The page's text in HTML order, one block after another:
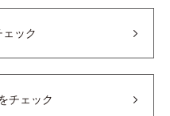
ック
チェック